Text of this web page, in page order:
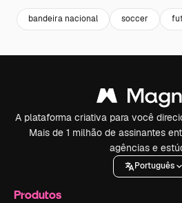
bandeira nacional soccer
A plataforma criativa para você
Mais de 1 milhão de assinantes
agências e
Português
Produtos